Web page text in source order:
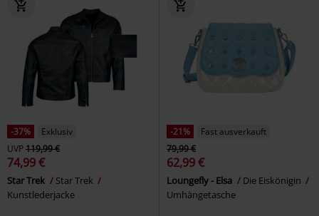
-37%
Exklusiv
UVP119,99 €
74,99 €
Star Trek
Star Trek
Kunstlederjacke
-21%
Fast ausverkauft
79,99 €
62,99 €
Loungefly - Elsa
Die Eiskönigin
Umhängetasche